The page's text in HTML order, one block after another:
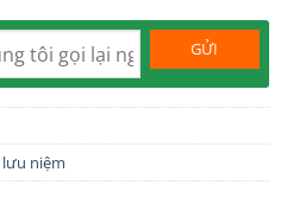
niệm